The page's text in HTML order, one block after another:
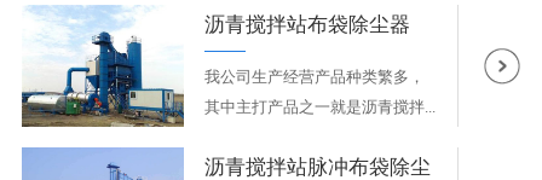
沥青搅拌站布袋除尘器
我公司生产经营产品种类繁多，
其中主打产品之一就是沥青搅拌...
沥青搅拌站脉冲布袋除尘